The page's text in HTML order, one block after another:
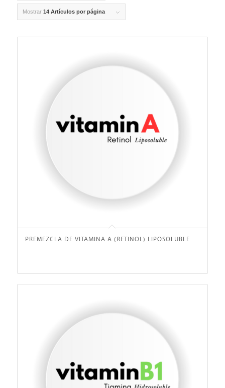
Mostrar 14 Artículos por página
PREMEZCLA DE VITAMINA A (RETINOL) LIPOSOLUBLE